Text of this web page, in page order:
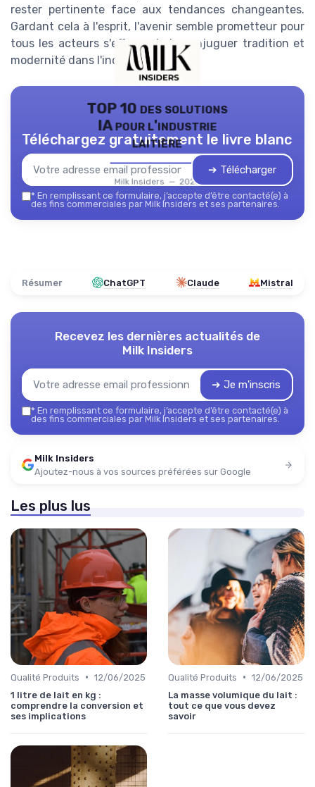
rester pertinente face aux tendances changeantes.
Gardant cela à l'esprit, l'avenir semble prometteur pour
tous les acteurs s'efforçant de conjuguer tradition et
modernité dans l'industrie laitière.
TOP 10 des solutions
IA pour l'industrie
laitière
Milk Insiders — 2026
Téléchargez gratuitement le livre blanc
➔ Télécharger
* En remplissant ce formulaire, j’accepte d’être contacté(e) à
des fins commerciales par Milk Insiders et ses partenaires.
Résumer ChatGPT Claude Mistral
Recevez les dernières actualités de
Milk Insiders
➔ Je m'inscris
* En remplissant ce formulaire, j’accepte d’être contacté(e) à
des fins commerciales par Milk Insiders et ses partenaires.
Milk Insiders
Ajoutez-nous à vos sources préférées sur Google
Les plus lus
Qualité Produits • 12/06/2025
1 litre de lait en kg :
comprendre la conversion et
ses implications
Qualité Produits • 12/06/2025
La masse volumique du lait :
tout ce que vous devez
savoir